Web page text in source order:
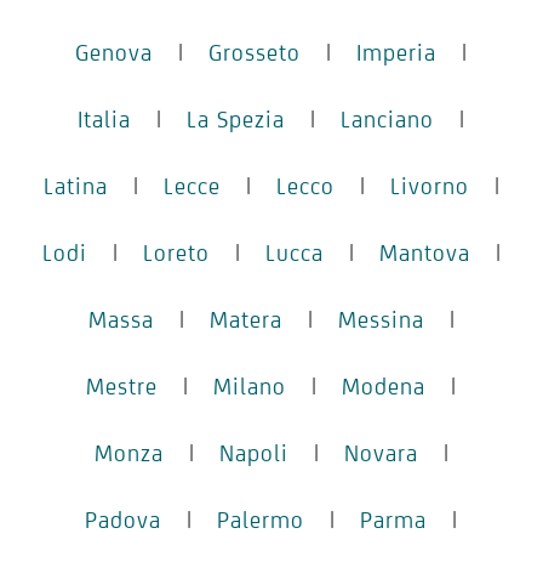
Genova | Grosseto | Imperia |
Italia | La Spezia | Lanciano |
Latina | Lecce | Lecco | Livorno |
Lodi | Loreto | Lucca | Mantova |
Massa | Matera | Messina |
Mestre | Milano | Modena |
Monza | Napoli | Novara |
Padova | Palermo | Parma |